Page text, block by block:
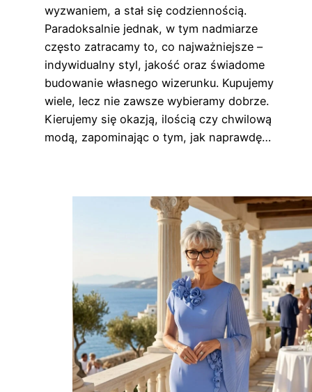
wyzwaniem, a stał się codziennością.
Paradoksalnie jednak, w tym nadmiarze
często zatracamy to, co najważniejsze –
indywidualny styl, jakość oraz świadome
budowanie własnego wizerunku. Kupujemy
wiele, lecz nie zawsze wybieramy dobrze.
Kierujemy się okazją, ilością czy chwilową
modą, zapominając o tym, jak naprawdę…